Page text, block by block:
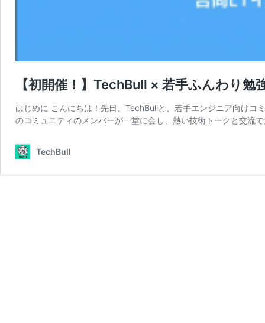
【初開催！】TechBull × 若手ふんわり勉
はじめに こんにちは！先日、TechBullと、若手エンジニア向けコ
のコミュニティのメンバーが一堂に会し、熱い技術トークと交流
TechBull